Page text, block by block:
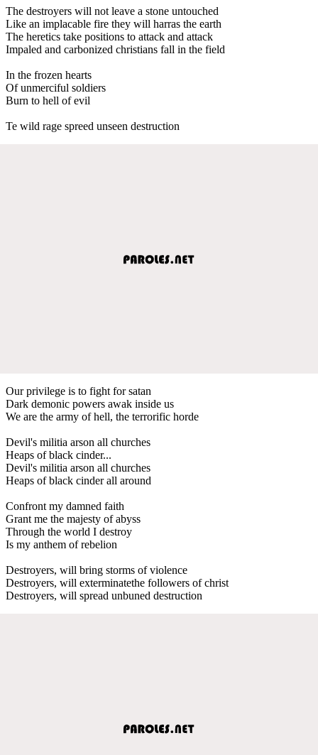
The destroyers will not leave a stone untouched
Like an implacable fire they will harras the earth
The heretics take positions to attack and attack
Impaled and carbonized christians fall in the field
In the frozen hearts
Of unmerciful soldiers
Burn to hell of evil
Te wild rage spreed unseen destruction
Our privilege is to fight for satan
Dark demonic powers awak inside us
We are the army of hell, the terrorific horde
Devil's militia arson all churches
Heaps of black cinder...
Devil's militia arson all churches
Heaps of black cinder all around
Confront my damned faith
Grant me the majesty of abyss
Through the world I destroy
Is my anthem of rebelion
Destroyers, will bring storms of violence
Destroyers, will exterminatethe followers of christ
Destroyers, will spread unbuned destruction